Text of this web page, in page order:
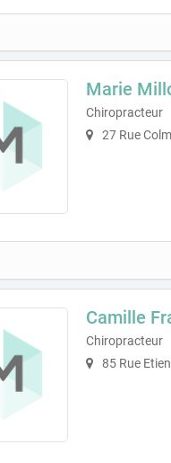
Marie
Chiropracteur
27 Rue
Camille
Chiropracteur
85 Rue